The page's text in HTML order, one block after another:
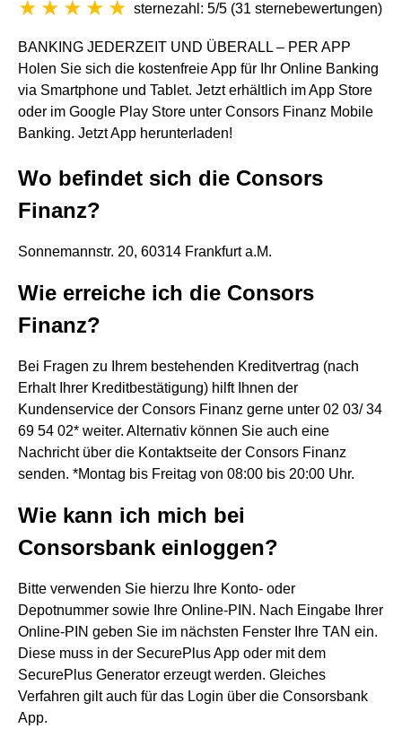
sternezahl: 5/5 (31 sternebewertungen)
BANKING JEDERZEIT UND ÜBERALL – PER APP
Holen Sie sich die kostenfreie App für Ihr Online Banking
via Smartphone und Tablet. Jetzt erhältlich im App Store
oder im Google Play Store unter Consors Finanz Mobile
Banking. Jetzt App herunterladen!
Wo befindet sich die Consors
Finanz?
Sonnemannstr. 20, 60314 Frankfurt a.M.
Wie erreiche ich die Consors
Finanz?
Bei Fragen zu Ihrem bestehenden Kreditvertrag (nach
Erhalt Ihrer Kreditbestätigung) hilft Ihnen der
Kundenservice der Consors Finanz gerne unter 02 03/ 34
69 54 02* weiter. Alternativ können Sie auch eine
Nachricht über die Kontaktseite der Consors Finanz
senden. *Montag bis Freitag von 08:00 bis 20:00 Uhr.
Wie kann ich mich bei
Consorsbank einloggen?
Bitte verwenden Sie hierzu Ihre Konto- oder
Depotnummer sowie Ihre Online-PIN. Nach Eingabe Ihrer
Online-PIN geben Sie im nächsten Fenster Ihre TAN ein.
Diese muss in der SecurePlus App oder mit dem
SecurePlus Generator erzeugt werden. Gleiches
Verfahren gilt auch für das Login über die Consorsbank
App.